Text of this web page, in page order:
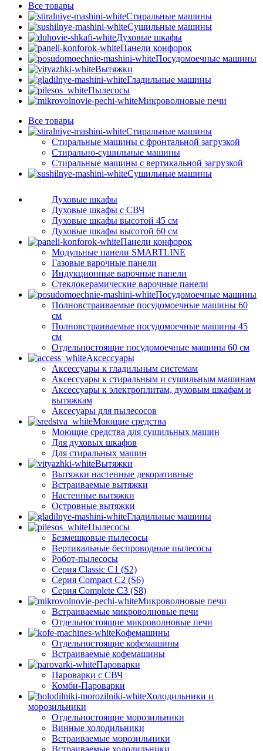
Все товары
Стиральные машины
Сушильные машины
Духовые шкафы
Панели конфорок
Посудомоечные машины
Вытяжки
Гладильные машины
Пылесосы
Микроволновые печи
Все товары
Стиральные машины
Стиральные машины с фронтальной загрузкой
Стирально-сушильные машины
Стиральные машины с вертикальной загрузкой
Сушильные машины
Духовые шкафы
Духовые шкафы с СВЧ
Духовые шкафы высотой 45 см
Духовые шкафы высотой 60 см
Панели конфорок
Модульные панели SMARTLINE
Газовые варочные панели
Индукционные варочные панели
Стеклокерамические варочные панели
Посудомоечные машины
Полновстраиваемые посудомоечные машины 60
см
Полновстраиваемые посудомоечные машины 45
см
Отдельностоящие посудомоечные машины 60 см
Аксессуары
Аксессуары к гладильным системам
Аксессуары к стиральным и сушильным машинам
Аксессуары к электроплитам, духовым шкафам и
вытяжкам
Аксесуары для пылесосов
Моющие средства
Моющие средства для сушильных машин
Для духовых шкафов
Для стиральных машин
Вытяжки
Вытяжки настенные декоративные
Встраиваемые вытяжки
Настенные вытяжки
Островные вытяжки
Гладильные машины
Пылесосы
Безмешковые пылесосы
Вертикальные беспроводные пылесосы
Робот-пылесосы
Серия Classic C1 (S2)
Серия Compact C2 (S6)
Серия Complete C3 (S8)
Микроволновые печи
Встраиваемые микроволновые печи
Отдельностоящие микроволновые печи
Кофемашины
Отдельностоящие кофемашины
Встраиваемые кофемашины
Пароварки
Пароварки с СВЧ
Комби-Пароварки
Холодильники и
морозильники
Отдельностоящие морозильники
Винные холодильники
Встраиваемые морозильники
Встраиваемые холодильники